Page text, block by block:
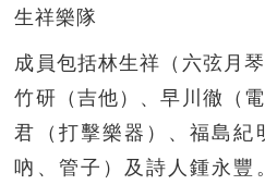
生祥樂隊
成員包括林生祥（六弦月
竹研（吉他）、早川徹（
君（打擊樂器）、福島紀
吶、管子）及詩人鍾永豐